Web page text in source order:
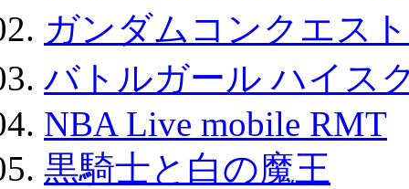
ガンダムコンクエスト
バトルガール ハイス
NBA Live mobile RMT
黒騎士と白の魔王